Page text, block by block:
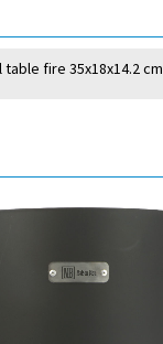
fire 35x18x14.2 cm